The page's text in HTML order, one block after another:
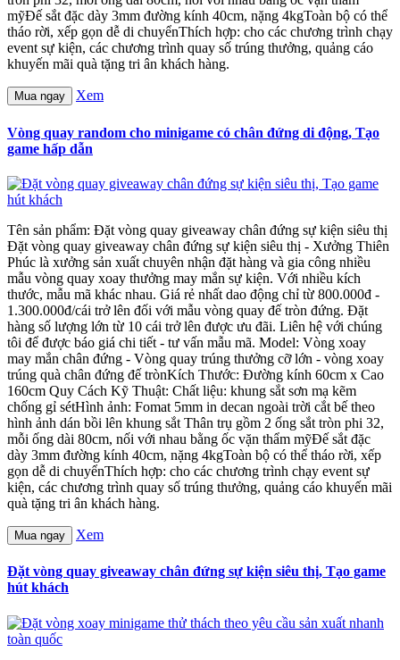
mỹĐế sắt đặc dày 3mm đường kính 40cm, nặng 4kgToàn bộ có thể
tháo rời, xếp gọn dễ di chuyểnThích hợp: cho các chương trình chạy
event sự kiện, các chương trình quay số trúng thưởng, quảng cáo
khuyến mãi quà tặng tri ân khách hàng.
Mua ngay Xem
Vòng quay random cho minigame có chân đứng di động, Tạo
game hấp dẫn
Tên sản phẩm: Đặt vòng quay giveaway chân đứng sự kiện siêu thị
Đặt vòng quay giveaway chân đứng sự kiện siêu thị - Xưởng Thiên
Phúc là xưởng sản xuất chuyên nhận đặt hàng và gia công nhiều
mẫu vòng quay xoay thưởng may mắn sự kiện. Với nhiều kích
thước, mẫu mã khác nhau. Giá rẻ nhất dao động chỉ từ 800.000đ -
1.300.000đ/cái trở lên đối với mẫu vòng quay đế tròn đứng. Đặt
hàng số lượng lớn từ 10 cái trở lên được ưu đãi. Liên hệ với chúng
tôi để được báo giá chi tiết - tư vấn mẫu mã. Model: Vòng xoay
may mắn chân đứng - Vòng quay trúng thưởng cỡ lớn - vòng xoay
trúng quà chân đứng đế trònKích Thước: Đường kính 60cm x Cao
160cm Quy Cách Kỹ Thuật: Chất liệu: khung sắt sơn mạ kẽm
chống gỉ sétHình ảnh: Fomat 5mm in decan ngoài trời cắt bế theo
hình ảnh dán bồi lên khung sắt Thân trụ gồm 2 ống sắt tròn phi 32,
mỗi ống dài 80cm, nối với nhau bằng ốc vặn thẩm mỹĐế sắt đặc
dày 3mm đường kính 40cm, nặng 4kgToàn bộ có thể tháo rời, xếp
gọn dễ di chuyểnThích hợp: cho các chương trình chạy event sự
kiện, các chương trình quay số trúng thưởng, quảng cáo khuyến mãi
quà tặng tri ân khách hàng.
Mua ngay Xem
Đặt vòng quay giveaway chân đứng sự kiện siêu thị, Tạo game
hút khách